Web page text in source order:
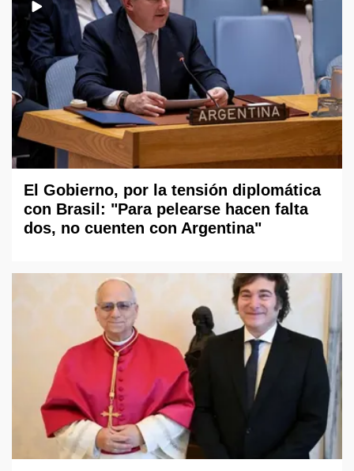
El Gobierno, por la tensión diplomática
con Brasil: "Para pelearse hacen falta
dos, no cuenten con Argentina"